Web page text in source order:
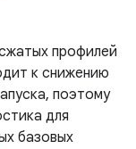
профилей
к снижению
поэтому
для
базовых